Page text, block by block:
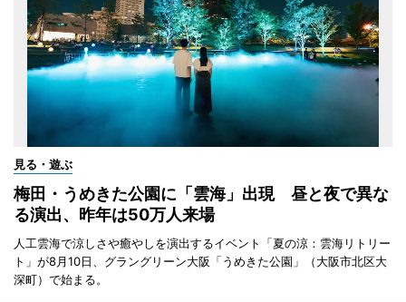
見る・遊ぶ
梅田・うめきた公園に「雲海」出現 昼と夜で異な
る演出、昨年は50万人来場
人工雲海で涼しさや癒やしを演出するイベント「夏の涼：雲海リトリー
ト」が8月10日、グラングリーン大阪「うめきた公園」（大阪市北区大
深町）で始まる。